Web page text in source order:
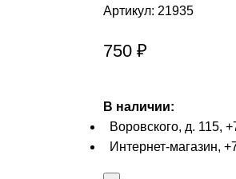
Артикул: 21935
750 ₽
В наличии:
Воровского, д. 115,
Интернет-магазин,